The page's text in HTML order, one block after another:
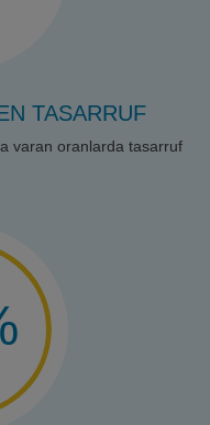
TASARRUF
varan oranlarda tasarruf